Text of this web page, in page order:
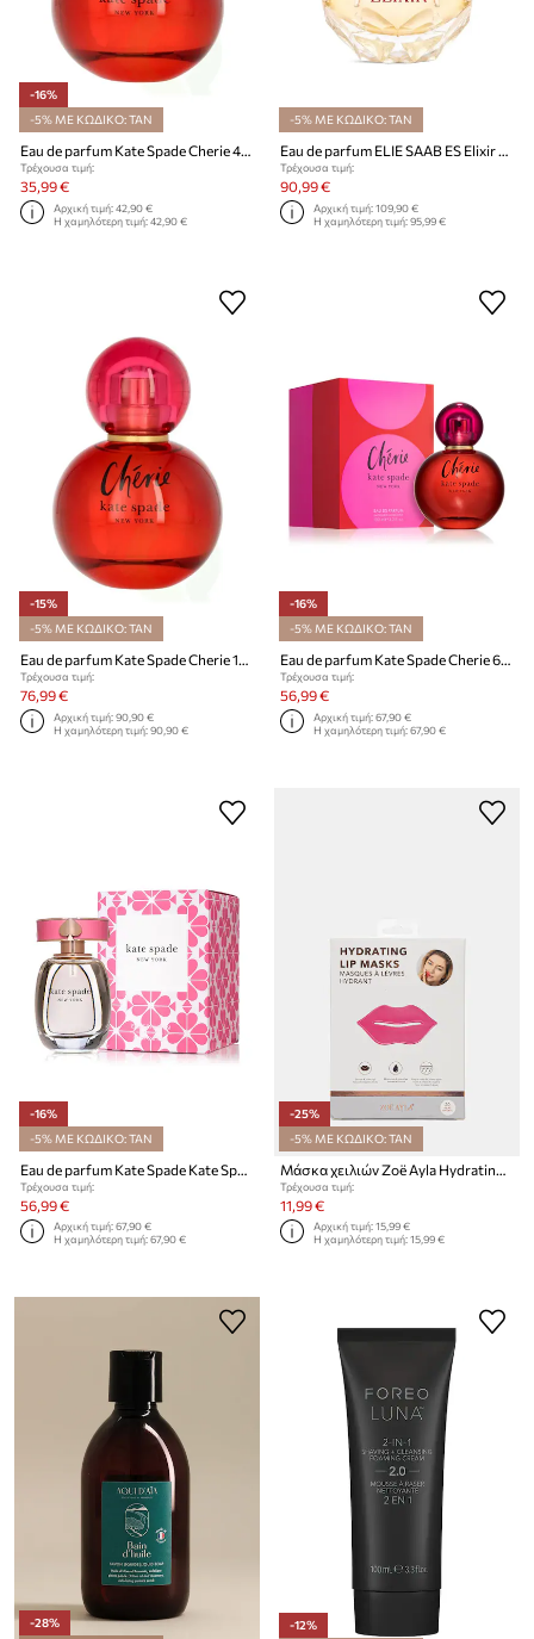
-16%
-5% ΜΕ ΚΩΔΙΚΟ: TAN
Eau de parfum Kate Spade Cherie 40 ml
Τρέχουσα τιμή:
35,99 €
Αρχική τιμή:42,90 €
Η χαμηλότερη τιμή:42,90 €
-5% ΜΕ ΚΩΔΙΚΟ: TAN
Eau de parfum ELIE SAAB ES Elixir EDP 50ml
Τρέχουσα τιμή:
90,99 €
Αρχική τιμή:109,90 €
Η χαμηλότερη τιμή:95,99 €
-15%
-5% ΜΕ ΚΩΔΙΚΟ: TAN
Eau de parfum Kate Spade Cherie 100 ml
Τρέχουσα τιμή:
76,99 €
Αρχική τιμή:90,90 €
Η χαμηλότερη τιμή:90,90 €
-16%
-5% ΜΕ ΚΩΔΙΚΟ: TAN
Eau de parfum Kate Spade Cherie 60 ml
Τρέχουσα τιμή:
56,99 €
Αρχική τιμή:67,90 €
Η χαμηλότερη τιμή:67,90 €
-16%
-5% ΜΕ ΚΩΔΙΚΟ: TAN
Τρέχουσα τιμή:
56,99 €
Αρχική τιμή:67,90 €
Η χαμηλότερη τιμή:67,90 €
-25%
-5% ΜΕ ΚΩΔΙΚΟ: TAN
Τρέχουσα τιμή:
11,99 €
Αρχική τιμή:15,99 €
Η χαμηλότερη τιμή:15,99 €
-28%
-12%